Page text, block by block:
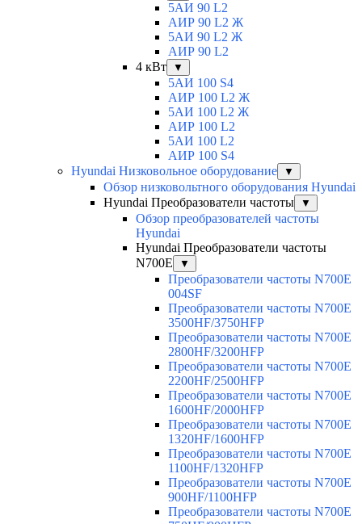
5АИ 90 L2
АИР 90 L2 Ж
5АИ 90 L2 Ж
АИР 90 L2
4 кВт
▼
5АИ 100 S4
АИР 100 L2 Ж
5АИ 100 L2 Ж
АИР 100 L2
5АИ 100 L2
АИР 100 S4
Hyundai Низковольное оборудование
▼
Обзор низковольтного оборудования Hyundai
Hyundai Преобразователи частоты
▼
Обзор преобразователей частоты
Hyundai
Hyundai Преобразователи частоты
N700E
▼
Преобразователи частоты N700E
004SF
Преобразователи частоты N700E
3500HF/3750HFP
Преобразователи частоты N700E
2800HF/3200HFP
Преобразователи частоты N700E
2200HF/2500HFP
Преобразователи частоты N700E
1600HF/2000HFP
Преобразователи частоты N700E
1320HF/1600HFP
Преобразователи частоты N700E
1100HF/1320HFP
Преобразователи частоты N700E
900HF/1100HFP
Преобразователи частоты N700E